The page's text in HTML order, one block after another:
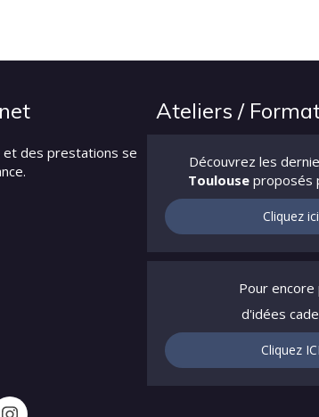
des prestations se
Ateliers /
Découvrez les
Toulouse proposés
Cliquez ici
Pour encore
d'idées
Cliquez ICI